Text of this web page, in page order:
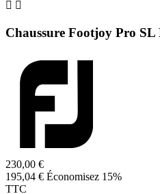
 
Chaussure Footjoy Pro
230,00 €
195,04 € Économisez 15%
TTC